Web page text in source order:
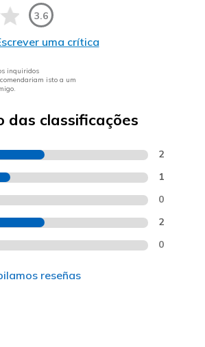
3.6
uma crítica
inquiridos
isto a um
das classificações
2
1
0
2
0
reseñas